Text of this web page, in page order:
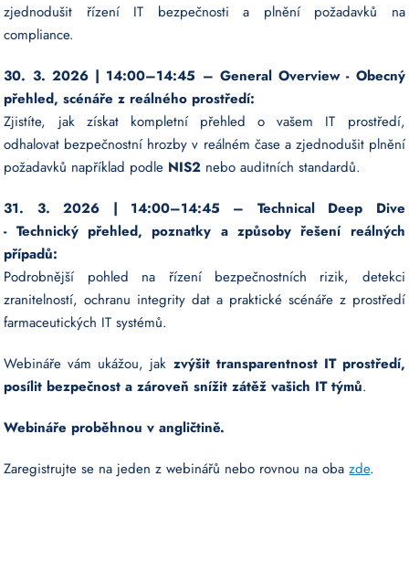
zjednodušit řízení IT bezpečnosti a plnění požadavků na
compliance.
30. 3. 2026 | 14:00–14:45 – General Overview - Obecný
přehled, scénáře z reálného prostředí:
Zjistíte, jak získat kompletní přehled o vašem IT prostředí,
odhalovat bezpečnostní hrozby v reálném čase a zjednodušit plnění
požadavků například podle NIS2 nebo auditních standardů.
31. 3. 2026 | 14:00–14:45 – Technical Deep Dive
- Technický přehled, poznatky a způsoby řešení reálných
případů:
Podrobnější pohled na řízení bezpečnostních rizik, detekci
zranitelností, ochranu integrity dat a praktické scénáře z prostředí
farmaceutických IT systémů.
Webináře vám ukážou, jak zvýšit transparentnost IT prostředí,
posílit bezpečnost a zároveň snížit zátěž vašich IT týmů.
Webináře proběhnou v angličtině.
Zaregistrujte se na jeden z webinářů nebo rovnou na obazde.